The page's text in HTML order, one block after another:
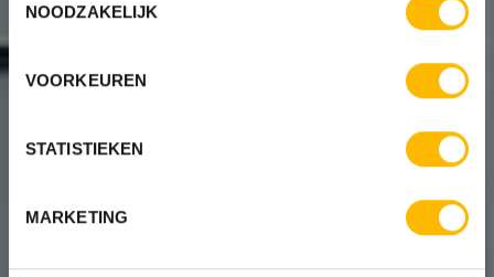
NOODZAKELIJK
VOORKEUREN
STATISTIEKEN
MARKETING